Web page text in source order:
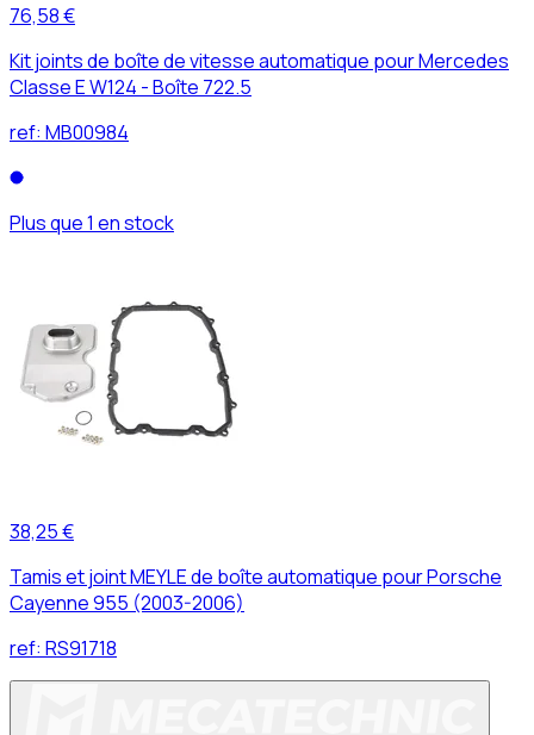
76,58 €
Kit joints de boîte de vitesse automatique pour Mercedes
Classe E W124 - Boîte 722.5
ref: MB00984
Plus que 1 en stock
38,25 €
Tamis et joint MEYLE de boîte automatique pour Porsche
Cayenne 955 (2003-2006)
ref: RS91718